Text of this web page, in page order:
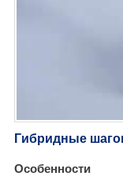
Гибридные
Особенности